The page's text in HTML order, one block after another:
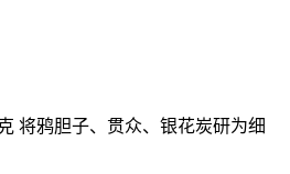
将鸦胆子、贯众、银花炭研为细